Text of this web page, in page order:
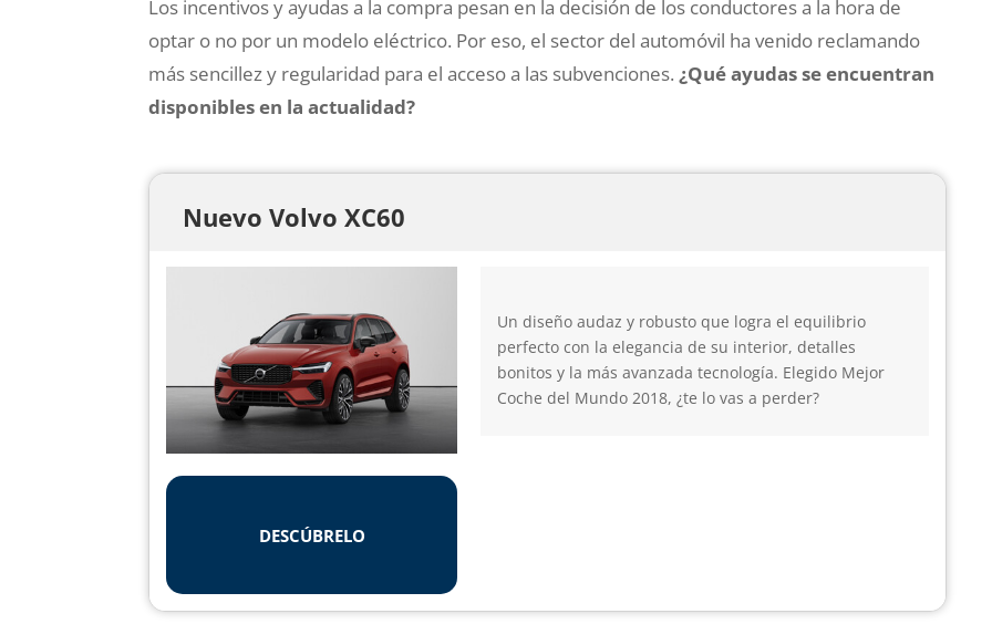
Los incentivos y ayudas a la compra pesan en la decisión de los conductores a la hora de
optar o no por un modelo eléctrico. Por eso, el sector del automóvil ha venido reclamando
más sencillez y regularidad para el acceso a las subvenciones.¿Qué ayudas se encuentran
disponibles en la actualidad?
Nuevo Volvo XC60
DESCÚBRELO
Un diseño audaz y robusto que logra el equilibrio
perfecto con la elegancia de su interior, detalles
bonitos y la más avanzada tecnología. Elegido Mejor
Coche del Mundo 2018, ¿te lo vas a perder?